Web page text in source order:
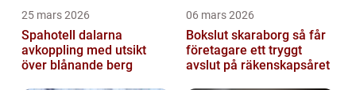
25 mars 2026
Spahotell dalarna
avkoppling med utsikt
över blånande berg
06 mars 2026
Bokslut skaraborg så får
företagare ett tryggt
avslut på räkenskapsåret